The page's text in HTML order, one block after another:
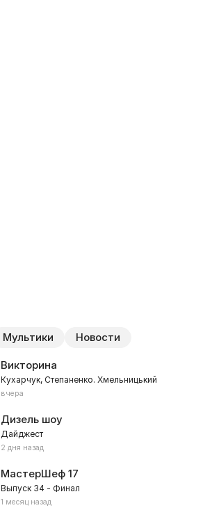
Мультики Новости
Викторина
Кухарчук, Степаненко. Хмельницький
вчера
Дизель шоу
Дайджест
2 дня назад
МастерШеф17
Выпуск 34 - Финал
1 месяц назад